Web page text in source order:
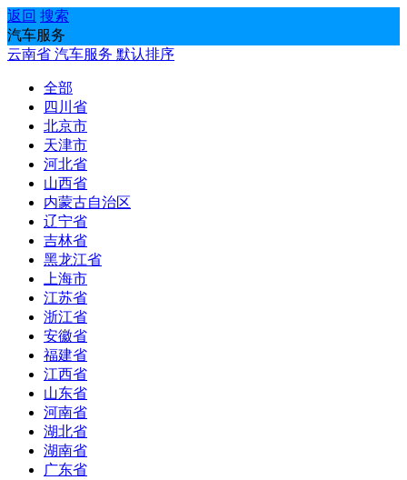
返回 搜索
汽车服务
云南省 汽车服务 默认排序
全部
四川省
北京市
天津市
河北省
山西省
内蒙古自治区
辽宁省
吉林省
黑龙江省
上海市
江苏省
浙江省
安徽省
福建省
江西省
山东省
河南省
湖北省
湖南省
广东省